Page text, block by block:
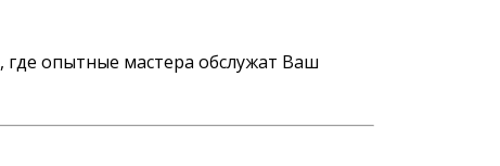
, где опытные мастера обслужат Ваш